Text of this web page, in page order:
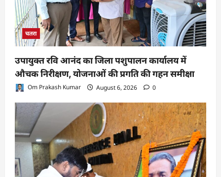
चतरा
उपायुक्त रवि आनंद का जिला पशुपालन कार्यालय में
औचक निरीक्षण, योजनाओं की प्रगति की गहन समीक्षा
Om Prakash Kumar August 6, 2026 0